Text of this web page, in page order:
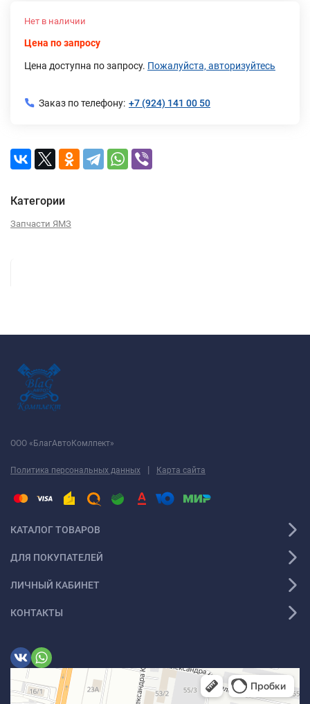
Нет в наличии
Цена по запросу
Цена доступна по запросу. Пожалуйста, авторизуйтесь
Заказ по телефону: +7 (924) 141 00 50
Категории
Запчасти ЯМЗ
ООО «БлагАвтоКомлпект»
Политика персональных данных | Карта сайта
КАТАЛОГ ТОВАРОВ
ДЛЯ ПОКУПАТЕЛЕЙ
ЛИЧНЫЙ КАБИНЕТ
КОНТАКТЫ